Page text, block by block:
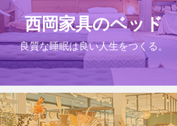
西岡家具のベッド
良質な睡眠は良い人生をつくる。